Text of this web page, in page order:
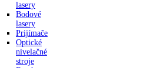
lasery
Bodové
lasery
Prijímače
Optické
nivelačné
stroje